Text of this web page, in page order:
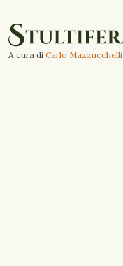
A cura di Carlo Mazzucchelli